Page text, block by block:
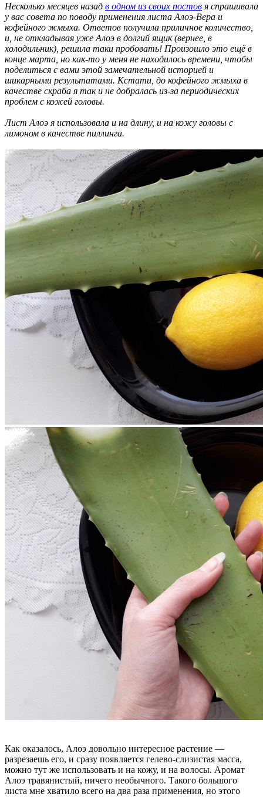
Несколько месяцев назад в одном из своих постов я спрашивала
у вас совета по поводу применения листа Алоэ-Вера и
кофейного жмыха. Ответов получила приличное количество,
и, не откладывая уже Алоэ в долгий ящик (вернее, в
холодильник), решила таки пробовать! Произошло это ещё в
конце марта, но как-то у меня не находилось времени, чтобы
поделиться с вами этой замечательной историей и
шикарными результатами. Кстати, до кофейного жмыха в
качестве скраба я так и не добралась из-за периодических
проблем с кожей головы.
Лист Алоэ я использовала и на длину, и на кожу головы с
лимоном в качестве пиллинга.
Как оказалось, Алоэ довольно интересное растение —
разрезаешь его, и сразу появляется гелево-слизистая масса,
можно тут же использовать и на кожу, и на волосы. Аромат
Алоэ травянистый, ничего необычного. Такого большого
листа мне хватило всего на два раза применения, но этого